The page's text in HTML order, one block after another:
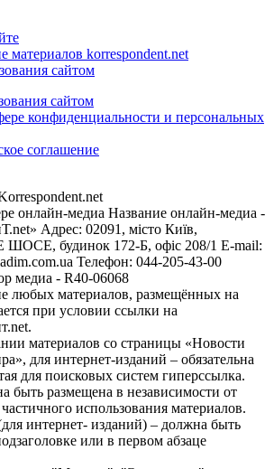
материалов korrespondent.net
сайтом
сайтом
конфиденциальности и персональных
соглашение
онлайн-медиа Название онлайн-медиа -
Адрес: 02091, місто Київ,
будинок 172-Б, офіс 208/1 E-mail:
Телефон: 044-205-43-00
медиа - R40-06068
любых материалов, размещённых на
при условии ссылки на
материалов со страницы «Новости
для интернет-изданий – обязательна
для поисковых систем гиперссылка.
быть размещена в независимости от
использования материалов.
интернет- изданий) – должна быть
или в первом абзаце